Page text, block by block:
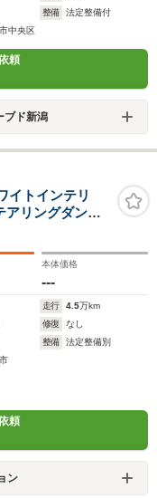
整備
法定整備付
中央区
頼
ブド新潟
トインテリ
リングダンパ
プキット ワイド
インテリアパネ
本体価格
---
走行 4.5万km
修復
なし
整備
法定整備別
頼
ン